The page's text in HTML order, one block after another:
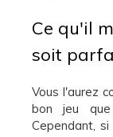
Ce qu'il
soit
Vous l'aurez
bon jeu
Cependant,